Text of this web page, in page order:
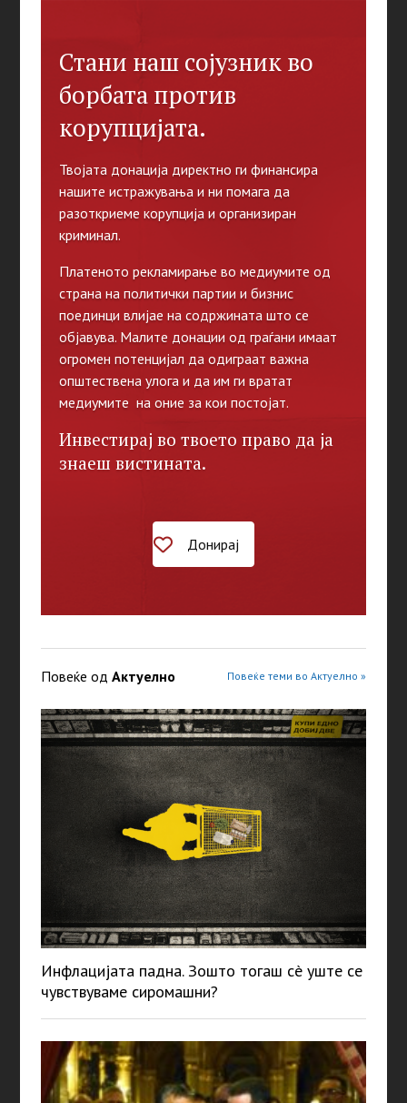
Стани наш сојузник во
борбата против
корупцијата.
Твојата донација директно ги финансира
нашите истражувања и ни помага да
разоткриеме корупција и организиран
криминал.
Платеното рекламирање во медиумите од
страна на политички партии и бизнис
поединци влијае на содржината што се
објавува. Малите донации од граѓани имаат
огромен потенцијал да одиграат важна
општествена улога и да им ги вратат
медиумите на оние за кои постојат.
Инвестирај во твоето право да ја
знаеш вистината.
Донирај
Повеќе од Актуелно Повеќе теми во Актуелно »
Инфлацијата падна. Зошто тогаш сè уште се
чувствуваме сиромашни?